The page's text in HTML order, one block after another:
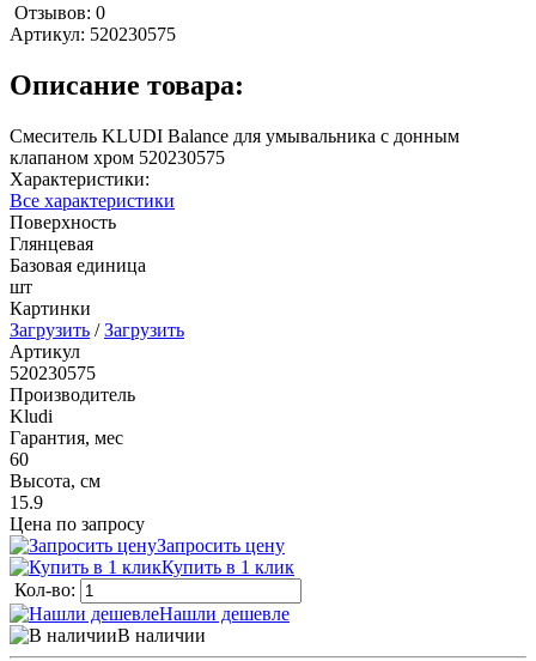
Отзывов: 0
Артикул: 520230575
Описание товара:
Смеситель KLUDI Balance для умывальника с донным
клапаном хром 520230575
Характеристики:
Все характеристики
Поверхность
Глянцевая
Базовая единица
шт
Картинки
Загрузить /Загрузить
Артикул
520230575
Производитель
Kludi
Гарантия, мес
60
Высота, см
15.9
Цена по запросу
Запросить цену
Купить в 1 клик
Кол-во:
Нашли дешевле
В наличии